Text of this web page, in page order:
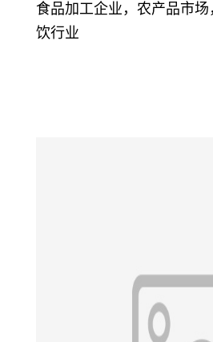
食品加工企业，农产品市
饮行业